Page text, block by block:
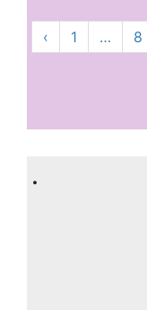
‹ 1 … 8
.